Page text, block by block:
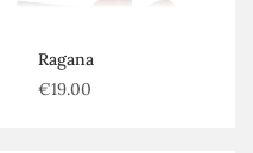
Ragana
€19.00